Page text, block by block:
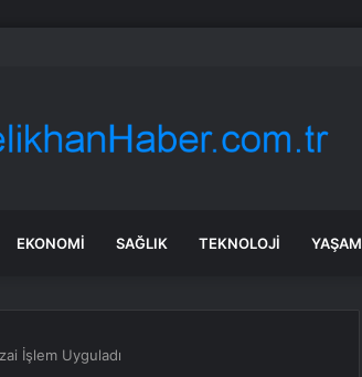
kazandırılıyor
EKONOMI SAĞLIK TEKNOLOJI YAŞAM
İşlem Uyguladı